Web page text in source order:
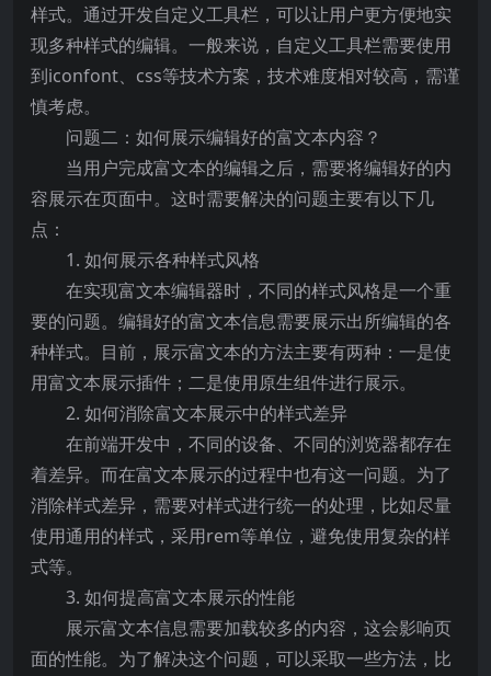
样式。通过开发自定义工具栏，可以让用户更方便地实
现多种样式的编辑。一般来说，自定义工具栏需要使用
到iconfont、css等技术方案，技术难度相对较高，需谨
慎考虑。
问题二：如何展示编辑好的富文本内容？
当用户完成富文本的编辑之后，需要将编辑好的内
容展示在页面中。这时需要解决的问题主要有以下几
点：
1. 如何展示各种样式风格
在实现富文本编辑器时，不同的样式风格是一个重
要的问题。编辑好的富文本信息需要展示出所编辑的各
种样式。目前，展示富文本的方法主要有两种：一是使
用富文本展示插件；二是使用原生组件进行展示。
2. 如何消除富文本展示中的样式差异
在前端开发中，不同的设备、不同的浏览器都存在
着差异。而在富文本展示的过程中也有这一问题。为了
消除样式差异，需要对样式进行统一的处理，比如尽量
使用通用的样式，采用rem等单位，避免使用复杂的样
式等。
3. 如何提高富文本展示的性能
展示富文本信息需要加载较多的内容，这会影响页
面的性能。为了解决这个问题，可以采取一些方法，比